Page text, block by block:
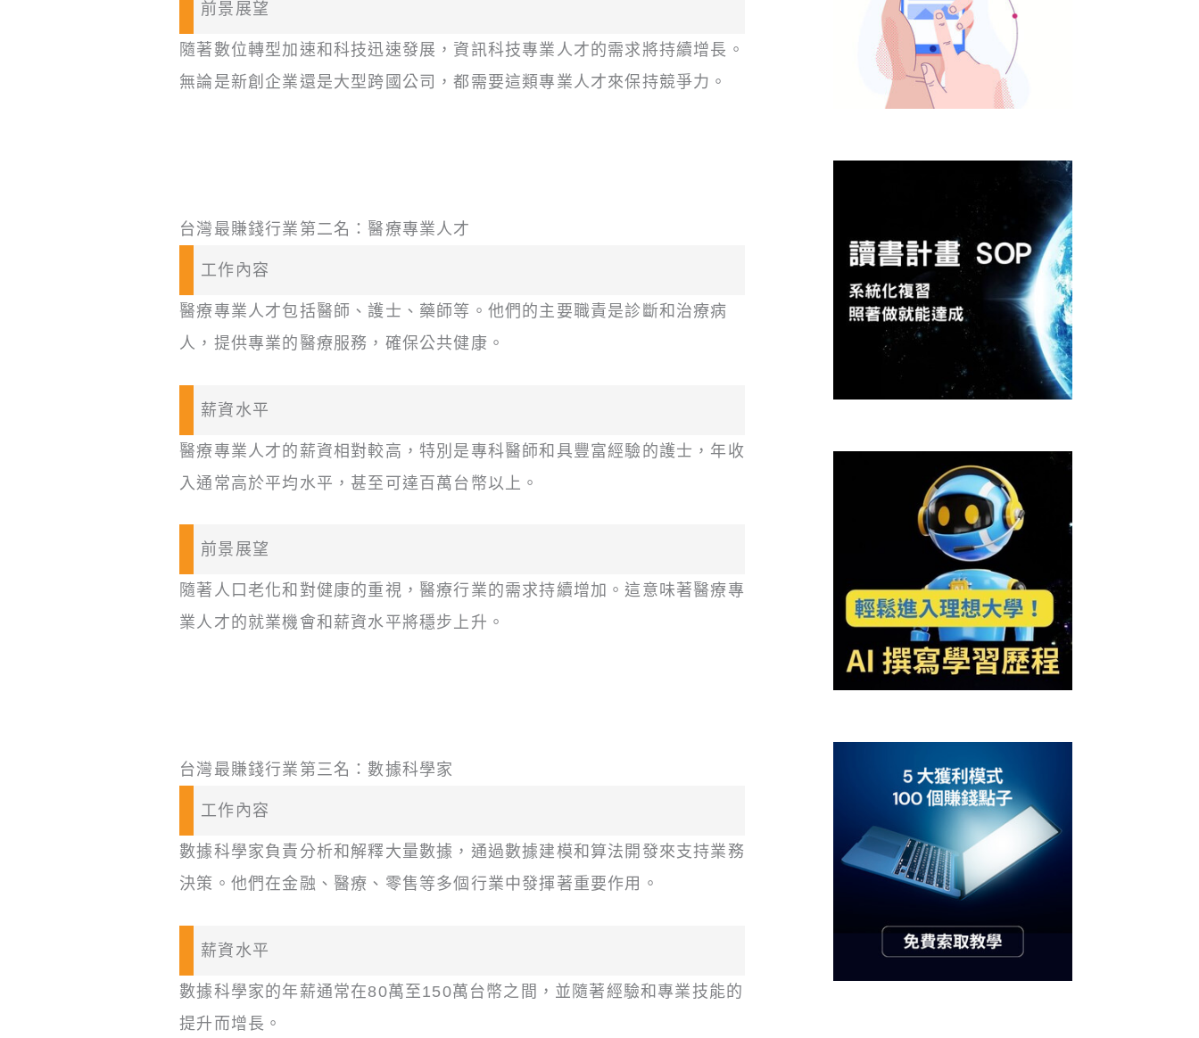
前景展望
隨著數位轉型加速和科技迅速發展，資訊科技專業人才的需求將持續增長。
無論是新創企業還是大型跨國公司，都需要這類專業人才來保持競爭力。
台灣最賺錢行業第二名：醫療專業人才
工作內容
醫療專業人才包括醫師、護士、藥師等。他們的主要職責是診斷和治療病
人，提供專業的醫療服務，確保公共健康。
薪資水平
醫療專業人才的薪資相對較高，特別是專科醫師和具豐富經驗的護士，年收
入通常高於平均水平，甚至可達百萬台幣以上。
前景展望
隨著人口老化和對健康的重視，醫療行業的需求持續增加。這意味著醫療專
業人才的就業機會和薪資水平將穩步上升。
台灣最賺錢行業第三名：數據科學家
工作內容
數據科學家負責分析和解釋大量數據，通過數據建模和算法開發來支持業務
決策。他們在金融、醫療、零售等多個行業中發揮著重要作用。
薪資水平
數據科學家的年薪通常在80萬至150萬台幣之間，並隨著經驗和專業技能的
提升而增長。